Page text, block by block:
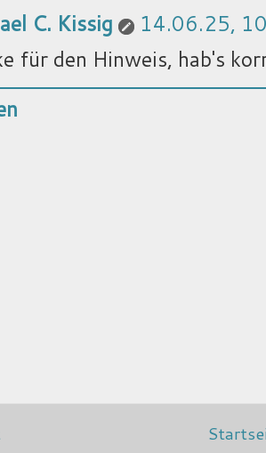
C. Kissig
14.06.25,
für den Hinweis, hab's